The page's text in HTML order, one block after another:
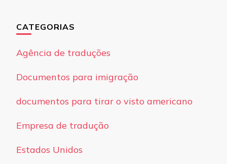
CATEGORIAS
Agência de traduções
Documentos para imigração
documentos para tirar o visto americano
Empresa de tradução
Estados Unidos